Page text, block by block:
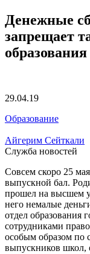
Денежные
запрещает
образования
29.04.19
Образование
Айгерим Сейткали
Служба новостей
Совсем скоро 25
выпускной бал.
прошел на высшем
него немалые
отдел образования
сотрудниками
особым образом по
выпускников школ,